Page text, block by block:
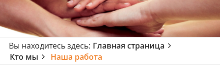
Вы находитесь здесь: Главная страница
Кто мы
Наша работа